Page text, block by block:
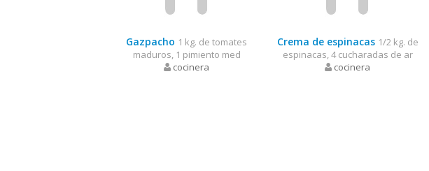
Gazpacho 1 kg. de tomates
maduros, 1 pimiento med
cocinera
Crema de espinacas 1/2 kg. de
espinacas, 4 cucharadas de ar
cocinera